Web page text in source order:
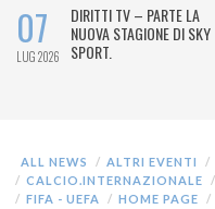
07
LUG 2026
DIRITTI TV – PARTE LA
NUOVA STAGIONE DI SKY
SPORT.
ALL NEWS ALTRI EVENTI
CALCIO.INTERNAZIONALE
FIFA - UEFA
HOME PAGE